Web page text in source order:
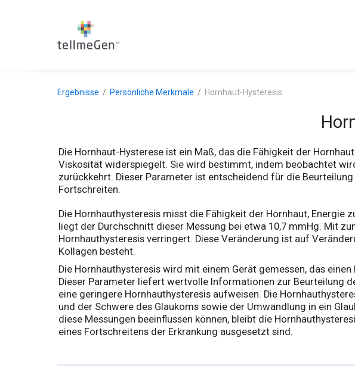
Ergebnisse Persönliche Merkmale Hornhaut-Hysteresis
Die Hornhaut-Hysterese ist ein Maß, das die Fähigkeit der
Viskosität widerspiegelt. Sie wird bestimmt, indem beobachtet
zurückkehrt. Dieser Parameter ist entscheidend für die
Fortschreiten.
Die Hornhauthysteresis misst die Fähigkeit der Hornhaut, Energie
liegt der Durchschnitt dieser Messung bei etwa 10,7 mmHg. Mit
Hornhauthysteresis verringert. Diese Veränderung ist auf
Kollagen besteht.
Die Hornhauthysteresis wird mit einem Gerät gemessen, das
Dieser Parameter liefert wertvolle Informationen zur Beurteilung
eine geringere Hornhauthysteresis aufweisen. Die
und der Schwere des Glaukoms sowie der Umwandlung in ein
diese Messungen beeinflussen können, bleibt die
eines Fortschreitens der Erkrankung ausgesetzt sind.